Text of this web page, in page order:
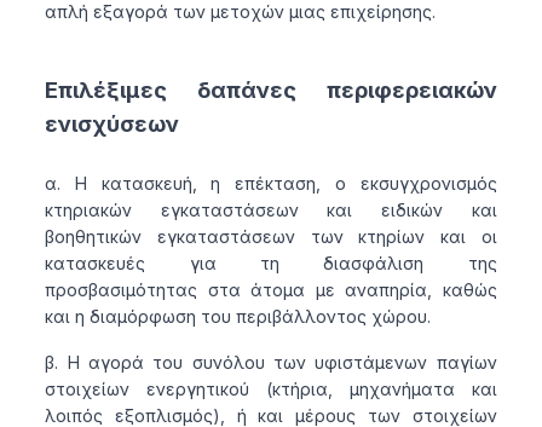
απλή εξαγορά των μετοχών μιας επιχείρησης.
Επιλέξιμες δαπάνες περιφερειακών
ενισχύσεων
α. Η κατασκευή, η επέκταση, ο εκσυγχρονισμός
κτηριακών εγκαταστάσεων και ειδικών και
βοηθητικών εγκαταστάσεων των κτηρίων και οι
κατασκευές για τη διασφάλιση της
προσβασιμότητας στα άτομα με αναπηρία, καθώς
και η διαμόρφωση του περιβάλλοντος χώρου.
β. Η αγορά του συνόλου των υφιστάμενων παγίων
στοιχείων ενεργητικού (κτήρια, μηχανήματα και
λοιπός εξοπλισμός), ή και μέρους των στοιχείων